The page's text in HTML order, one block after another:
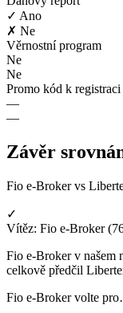
✓ Ano
✗ Ne
Věrnostní program
Ne
Ne
Promo kód k registraci
—
—
Závěr
Fio e-Broker vs
✓
Vítěz: Fio e-Broker
Fio e-Broker v našem
celkově předčil
Fio e-Broker volte